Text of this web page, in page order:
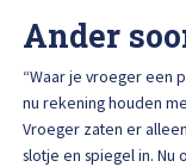
Ander
“Waar je vroeger een
nu rekening houden
Vroeger zaten er
slotje en spiegel in.